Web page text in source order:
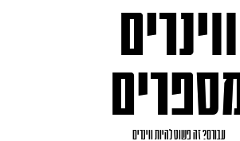
ווינרים
עבורם? זה פשוט להיות ווינרים